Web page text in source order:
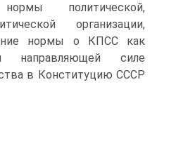
политической,
организации,
нормы о КПСС как
направляющей силе
в Конституцию СССР